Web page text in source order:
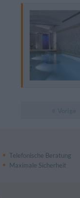
Telefonische Beratung
Maximale Sicherheit